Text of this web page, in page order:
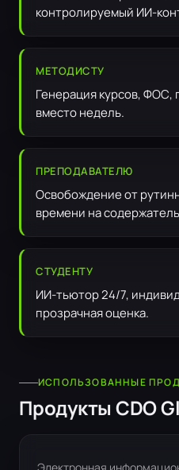
контролируемый ИИ-
МЕТОДИСТУ
Генерация курсов, ФОС,
вместо недель.
ПРЕПОДАВАТЕЛЮ
Освобождение от
времени на
СТУДЕНТУ
ИИ-тьютор 24/7,
прозрачная оценка.
ИСПОЛЬЗОВАННЫЕ
Продукты CDO